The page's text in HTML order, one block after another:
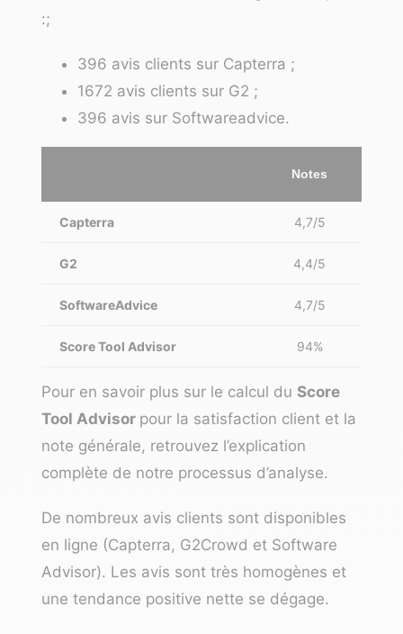
:;
396 avis clients sur Capterra ;
1672 avis clients sur G2 ;
396 avis sur Softwareadvice.
Notes
Capterra 4,7/5
G2 4,4/5
SoftwareAdvice 4,7/5
Score Tool Advisor 94%
Pour en savoir plus sur le calcul du Score
Tool Advisor pour la satisfaction client et la
note générale, retrouvez l’explication
complète de notre processus d’analyse.
De nombreux avis clients sont disponibles
en ligne (Capterra, G2Crowd et Software
Advisor). Les avis sont très homogènes et
une tendance positive nette se dégage.